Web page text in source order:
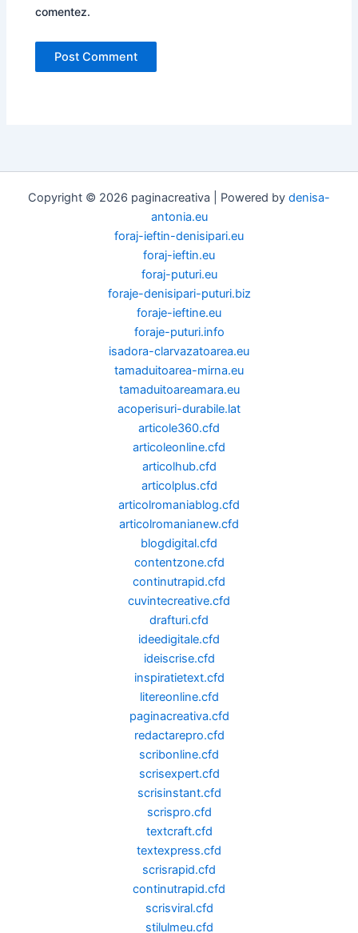
comentez.
Copyright © 2026 paginacreativa | Powered by denisa-
antonia.eu
foraj-ieftin-denisipari.eu
foraj-ieftin.eu
foraj-puturi.eu
foraje-denisipari-puturi.biz
foraje-ieftine.eu
foraje-puturi.info
isadora-clarvazatoarea.eu
tamaduitoarea-mirna.eu
tamaduitoareamara.eu
acoperisuri-durabile.lat
articole360.cfd
articoleonline.cfd
articolhub.cfd
articolplus.cfd
articolromaniablog.cfd
articolromanianew.cfd
blogdigital.cfd
contentzone.cfd
continutrapid.cfd
cuvintecreative.cfd
drafturi.cfd
ideedigitale.cfd
ideiscrise.cfd
inspiratietext.cfd
litereonline.cfd
paginacreativa.cfd
redactarepro.cfd
scribonline.cfd
scrisexpert.cfd
scrisinstant.cfd
scrispro.cfd
textcraft.cfd
textexpress.cfd
scrisrapid.cfd
continutrapid.cfd
scrisviral.cfd
stilulmeu.cfd